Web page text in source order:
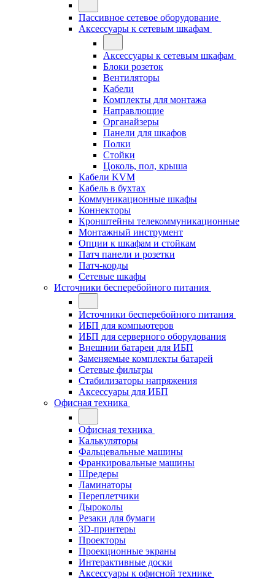
Пассивное сетевое оборудование
Аксессуары к сетевым шкафам
Аксессуары к сетевым шкафам
Блоки розеток
Вентиляторы
Кабели
Комплекты для монтажа
Направлющие
Органайзеры
Панели для шкафов
Полки
Стойки
Цоколь, пол, крыша
Кабели KVM
Кабель в бухтах
Коммуникационные шкафы
Коннекторы
Кронштейны телекоммуникационные
Монтажный инструмент
Опции к шкафам и стойкам
Патч панели и розетки
Патч-корды
Сетевые шкафы
Источники бесперебойного питания
Источники бесперебойного питания
ИБП для компьютеров
ИБП для серверного оборудования
Внешнии батареи для ИБП
Заменяемые комплекты батарей
Сетевые фильтры
Стабилизаторы напряжения
Аксессуары для ИБП
Офисная техника
Офисная техника
Калькуляторы
Фальцевальные машины
Франкировальные машины
Шредеры
Ламинаторы
Переплетчики
Дыроколы
Резаки для бумаги
3D-принтеры
Проекторы
Проекционные экраны
Интерактивные доски
Аксессуары к офисной технике